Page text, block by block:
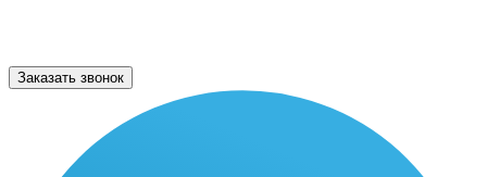
Заказать звонок